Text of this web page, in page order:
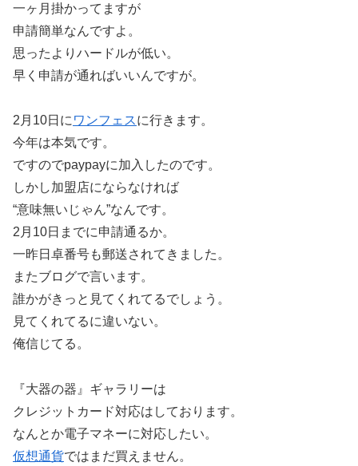
一ヶ月掛かってますが
申請簡単なんですよ。
思ったよりハードルが低い。
早く申請が通ればいいんですが。
2月10日に ワンフェスに行きます。
今年は本気です。
ですのでpaypayに加入したのです。
しかし加盟店にならなければ
“意味無いじゃん”なんです。
2月10日までに申請通るか。
一昨日卓番号も郵送されてきました。
またブログで言います。
誰かがきっと見てくれてるでしょう。
見てくれてるに違いない。
俺信じてる。
『大器の器』ギャラリーは
クレジットカード対応はしております。
なんとか電子マネーに対応したい。
仮想通貨ではまだ買えません。